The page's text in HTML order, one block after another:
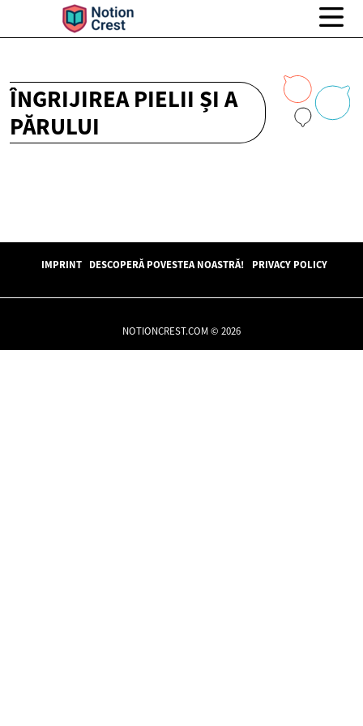
ÎNGRIJIREA PIELII ȘI A
PĂRULUI
IMPRINT DESCOPERĂ POVESTEA NOASTRĂ! PRIVACY POLICY
NOTIONCREST.COM © 2026